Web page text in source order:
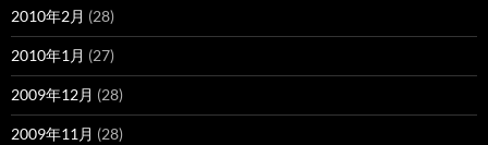
2010年2月 (28)
2010年1月 (27)
2009年12月 (28)
2009年11月 (28)